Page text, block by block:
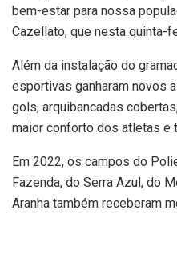
bem-estar para nossa
Cazellato, que nesta quinta-
Além da instalação do
esportivas ganharam novos
gols, arquibancadas
maior conforto dos atletas e
Em 2022, os campos do
Fazenda, do Serra Azul, do
Aranha também receberam